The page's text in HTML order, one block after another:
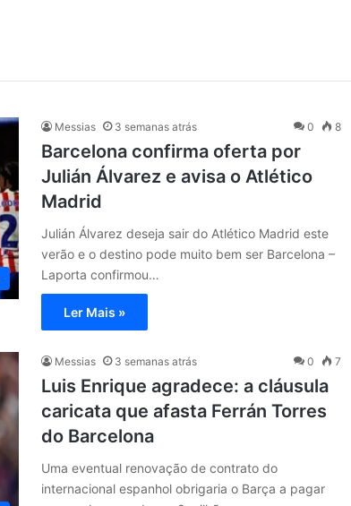
Messias 3 semanas atrás 0 8
Barcelona confirma oferta por
Julián Álvarez e avisa o Atlético
Madrid
Julián Álvarez deseja sair do Atlético Madrid este
verão e o destino pode muito bem ser Barcelona –
Laporta confirmou…
Ler Mais »
Messias 3 semanas atrás 0 7
Luis Enrique agradece: a cláusula
caricata que afasta Ferrán Torres
do Barcelona
Uma eventual renovação de contrato do
internacional espanhol obrigaria o Barça a pagar